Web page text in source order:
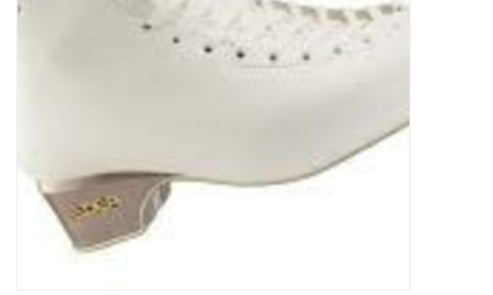
Rolschaatsen
Gift Card